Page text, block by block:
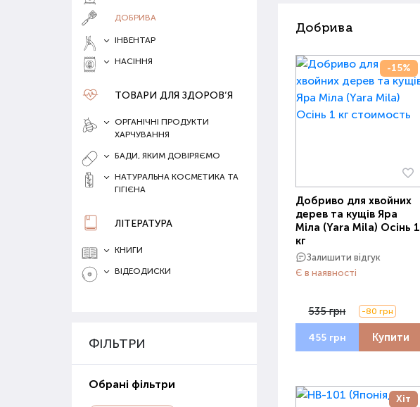
ДОБРИВА
ІНВЕНТАР
НАСІННЯ
ТОВАРИ ДЛЯ ЗДОРОВ‘Я
ОРГАНІЧНІ ПРОДУКТИ
ХАРЧУВАННЯ
БАДИ, ЯКИМ ДОВІРЯЄМО
НАТУРАЛЬНА КОСМЕТИКА ТА
ГІГІЄНА
ЛІТЕРАТУРА
КНИГИ
ВІДЕОДИСКИ
ФІЛЬТРИ
Обрані фільтри
Добрива
-15%
Добриво для хвойних
дерев та кущів Яра
Міла (Yara Mila) Осінь 1
кг
Залишити відгук
Є в наявності
535 грн -80 грн
455 грн Купити
Хіт